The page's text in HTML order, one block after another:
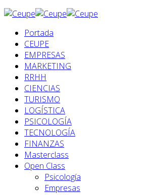
Portada
CEUPE
EMPRESAS
MARKETING
RRHH
CIENCIAS
TURISMO
LOGÍSTICA
PSICOLOGÍA
TECNOLOGÍA
FINANZAS
Masterclass
Open Class
Psicología
Empresas